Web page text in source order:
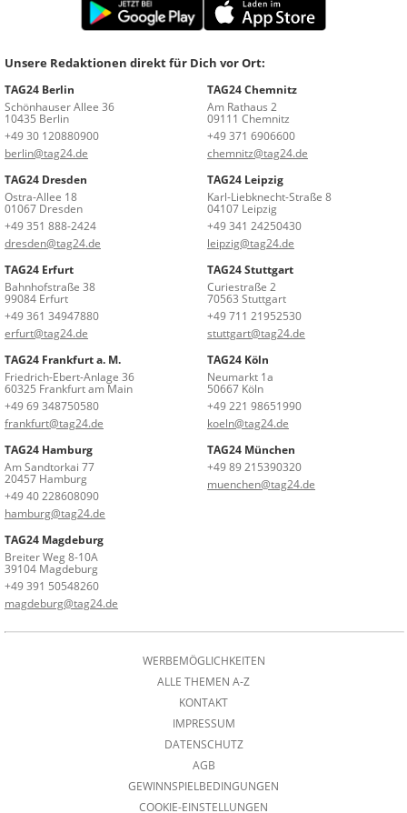
Unsere Redaktionen direkt für Dich vor Ort:
TAG24 Berlin
Schönhauser Allee 36
10435 Berlin
+49 30 120880900
berlin@tag24.de
TAG24 Chemnitz
Am Rathaus 2
09111 Chemnitz
+49 371 6906600
chemnitz@tag24.de
TAG24 Dresden
Ostra-Allee 18
01067 Dresden
+49 351 888-2424
dresden@tag24.de
TAG24 Leipzig
Karl-Liebknecht-Straße 8
04107 Leipzig
+49 341 24250430
leipzig@tag24.de
TAG24 Erfurt
Bahnhofstraße 38
99084 Erfurt
+49 361 34947880
erfurt@tag24.de
TAG24 Stuttgart
Curiestraße 2
70563 Stuttgart
+49 711 21952530
stuttgart@tag24.de
TAG24 Frankfurt a. M.
Friedrich-Ebert-Anlage 36
60325 Frankfurt am Main
+49 69 348750580
frankfurt@tag24.de
TAG24 Köln
Neumarkt 1a
50667 Köln
+49 221 98651990
koeln@tag24.de
TAG24 Hamburg
Am Sandtorkai 77
20457 Hamburg
+49 40 228608090
hamburg@tag24.de
TAG24 München
+49 89 215390320
muenchen@tag24.de
TAG24 Magdeburg
Breiter Weg 8-10A
39104 Magdeburg
+49 391 50548260
magdeburg@tag24.de
WERBEMÖGLICHKEITEN
ALLE THEMEN A-Z
KONTAKT
IMPRESSUM
DATENSCHUTZ
AGB
GEWINNSPIELBEDINGUNGEN
COOKIE-EINSTELLUNGEN